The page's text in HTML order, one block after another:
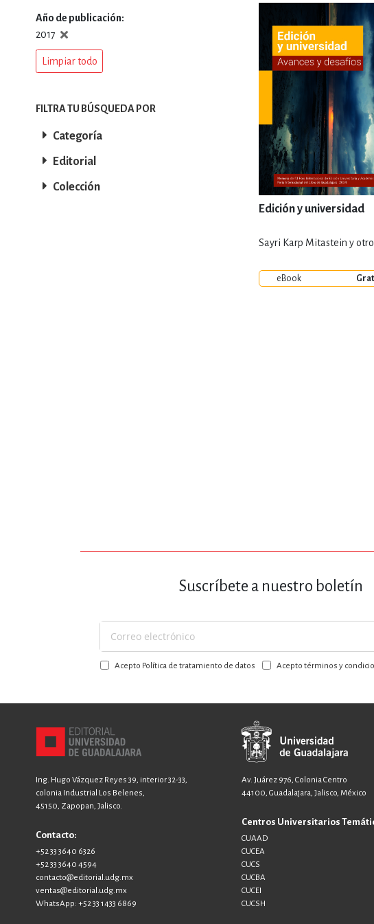
DEPORTES Y
ECONOMÍA,
ESTILOS DE VIDA,
FILOSOFÍA Y
INFANTILES, JUVENILES
NOVELA GRÁFICA,
Edición y universidad
Sayri Karp Mitastein y
eBook
Año de publicación
2017
Limpiar todo
FILTRA TU BÚSQUEDA POR
Categoría
Editorial
Colección
Suscríbete a nuestro boletín
Suscríbase
a
nuestroAcepto Política de tratamiento de datos Acepto términos y
Ing. Hugo Vázquez Reyes 39, interior 32-33,
colonia Industrial Los Belenes,
45150, Zapopan, Jalisco.
Contacto:
+52 33 3640 6326
+52 33 3640 4594
contacto@editorial.udg.mx
ventas@editorial.udg.mx
WhatsApp: +52 33 1433 6869
Av. Juárez 976, Colonia Centro
44100, Guadalajara, Jalisco, México
Centros Universitarios
CUAAD
CUCEA
CUCS
CUCBA
CUCEI
CUCSH